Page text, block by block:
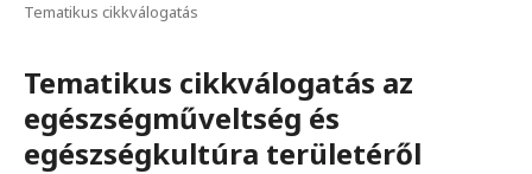
Tematikus cikkválogatás
Tematikus cikkválogatás az
egészségműveltség és
egészségkultúra területéről